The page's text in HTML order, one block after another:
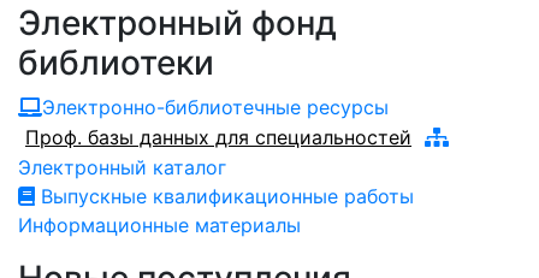
Электронный фонд
библиотеки
Электронно-библиотечные ресурсы
Проф. базы данных для специальностей
Электронный каталог
Выпускные квалификационные работы
Информационные материалы